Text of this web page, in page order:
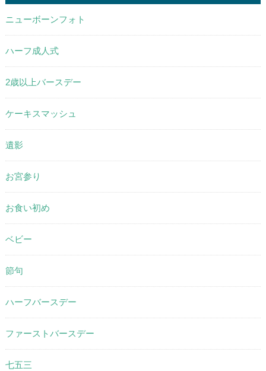
ニューボーンフォト
ハーフ成人式
2歳以上バースデー
ケーキスマッシュ
遺影
お宮参り
お食い初め
ベビー
節句
ハーフバースデー
ファーストバースデー
七五三